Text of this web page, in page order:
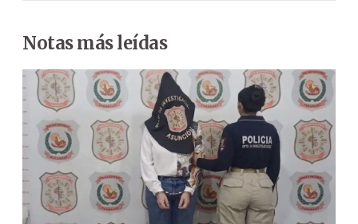
Notas más leídas